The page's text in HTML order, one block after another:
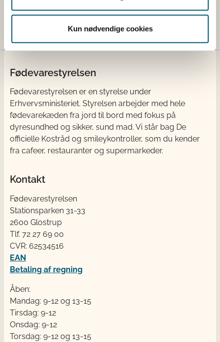
Kun nødvendige cookies
Fødevarestyrelsen
Fødevarestyrelsen er en styrelse under
Erhvervsministeriet. Styrelsen arbejder med hele
fødevarekæden fra jord til bord med fokus på
dyresundhed og sikker, sund mad. Vi står bag De
officielle Kostråd og smileykontroller, som du kender
fra cafeer, restauranter og supermarkeder.
Kontakt
Fødevarestyrelsen
Stationsparken 31-33
2600 Glostrup
Tlf. 72 2​​​7 69 00
CVR: 62534516
EAN
Betaling af regning
Åben:
Mandag: 9-12 og 13-15
Tirsdag: 9-12
Onsdag: 9-12
Torsdag: 9-12 og 13-15